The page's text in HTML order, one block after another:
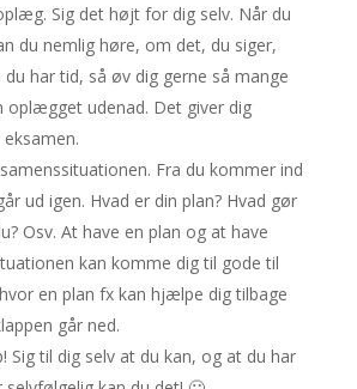
Sig det højt for dig selv. Når du
du nemlig høre, om det, du siger,
du har tid, så øv dig gerne så mange
oplægget udenad. Det giver dig
Fra du kommer ind
ud igen. Hvad er din plan? Hvad gør
Osv. At have en plan og at have
kan komme dig til gode til
en plan fx kan hjælpe dig tilbage
går ned.
Sig til dig selv at du kan, og at du har